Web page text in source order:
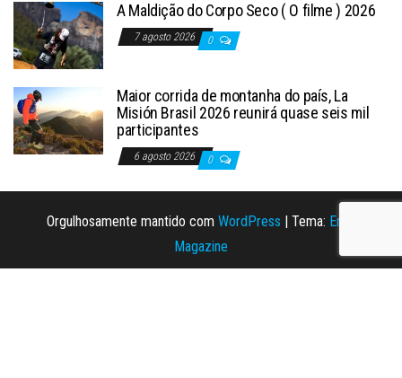
A Maldição do Corpo Seco ( O filme ) 2026
7 agosto 2026 0
Maior corrida de montanha do país, La
Misión Brasil 2026 reunirá quase seis mil
participantes
6 agosto 2026 0
Orgulhosamente mantido com WordPress | Tema: Envo
Magazine